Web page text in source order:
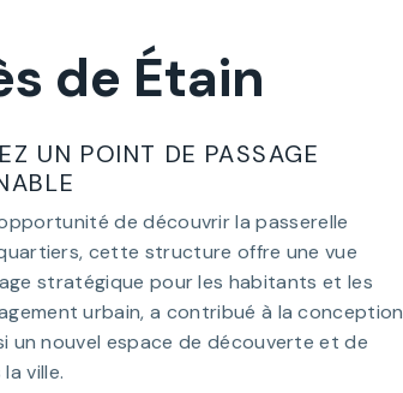
de Étain
UN POINT DE PASSAGE
de découvrir la passerelle
cette structure offre une vue
stratégique pour les habitants et les
urbain, a contribué à la conception
un nouvel espace de découverte et de
ville.